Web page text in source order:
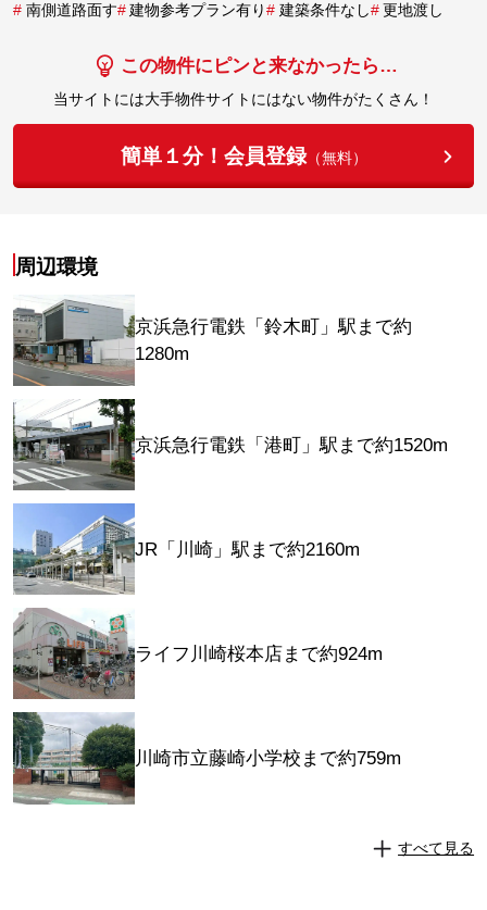
# 南側道路面す# 建物参考プラン有り# 建築条件なし# 更地渡し
この物件にピンと来なかったら…
当サイトには大手物件サイトにはない物件がたくさん！
簡単１分！会員登録（無料）
周辺環境
京浜急行電鉄「鈴木町」駅まで約
1280m
京浜急行電鉄「港町」駅まで約1520m
JR「川崎」駅まで約2160m
ライフ川崎桜本店まで約924m
川崎市立藤崎小学校まで約759m
すべて見る